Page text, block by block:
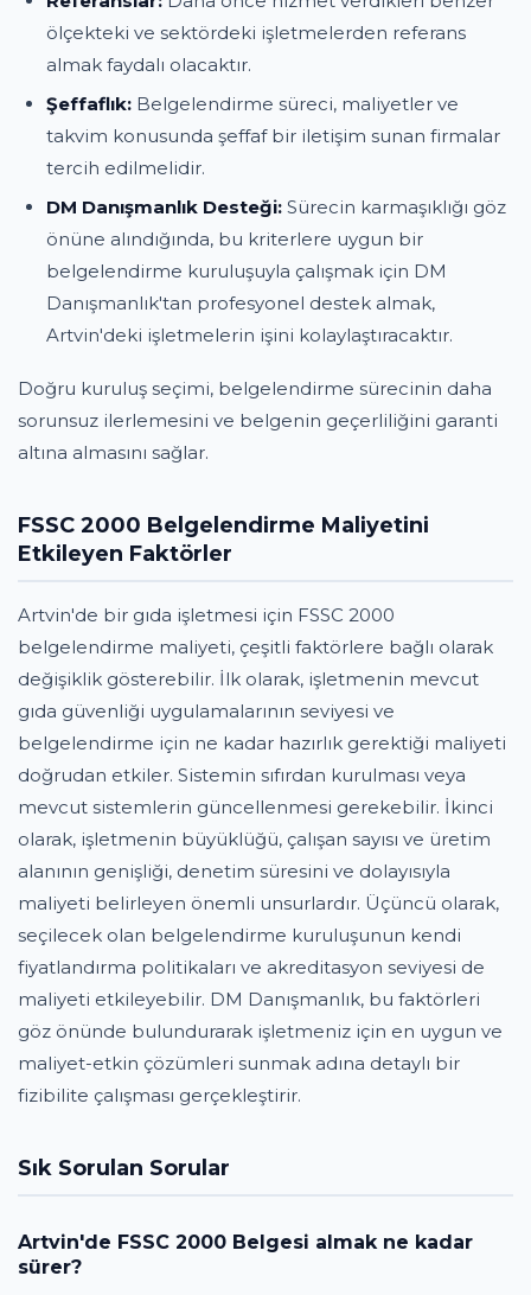
ölçekteki ve sektördeki işletmelerden referans
almak faydalı olacaktır.
Şeffaflık: Belgelendirme süreci, maliyetler ve
takvim konusunda şeffaf bir iletişim sunan firmalar
tercih edilmelidir.
DM Danışmanlık Desteği: Sürecin karmaşıklığı göz
önüne alındığında, bu kriterlere uygun bir
belgelendirme kuruluşuyla çalışmak için DM
Danışmanlık'tan profesyonel destek almak,
Artvin'deki işletmelerin işini kolaylaştıracaktır.
Doğru kuruluş seçimi, belgelendirme sürecinin daha
sorunsuz ilerlemesini ve belgenin geçerliliğini garanti
altına almasını sağlar.
FSSC 2000 Belgelendirme Maliyetini
Etkileyen Faktörler
Artvin'de bir gıda işletmesi için FSSC 2000
belgelendirme maliyeti, çeşitli faktörlere bağlı olarak
değişiklik gösterebilir. İlk olarak, işletmenin mevcut
gıda güvenliği uygulamalarının seviyesi ve
belgelendirme için ne kadar hazırlık gerektiği maliyeti
doğrudan etkiler. Sistemin sıfırdan kurulması veya
mevcut sistemlerin güncellenmesi gerekebilir. İkinci
olarak, işletmenin büyüklüğü, çalışan sayısı ve üretim
alanının genişliği, denetim süresini ve dolayısıyla
maliyeti belirleyen önemli unsurlardır. Üçüncü olarak,
seçilecek olan belgelendirme kuruluşunun kendi
fiyatlandırma politikaları ve akreditasyon seviyesi de
maliyeti etkileyebilir. DM Danışmanlık, bu faktörleri
göz önünde bulundurarak işletmeniz için en uygun ve
maliyet-etkin çözümleri sunmak adına detaylı bir
fizibilite çalışması gerçekleştirir.
Sık Sorulan Sorular
Artvin'de FSSC 2000 Belgesi almak ne kadar
sürer?